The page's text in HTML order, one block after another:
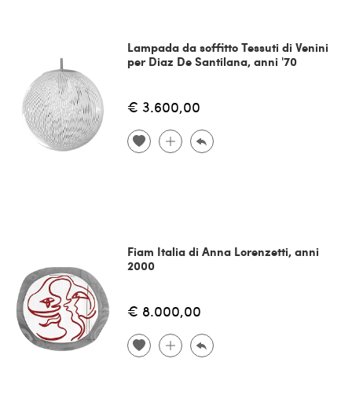
Lampada da soffitto Tessuti di Venini
per Diaz De Santilana, anni '70
€ 3.600,00
Fiam Italia di Anna Lorenzetti, anni
2000
€ 8.000,00